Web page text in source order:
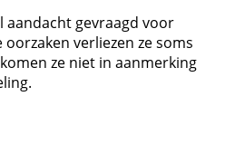
aandacht gevraagd voor
verliezen ze soms
ze niet in aanmerking